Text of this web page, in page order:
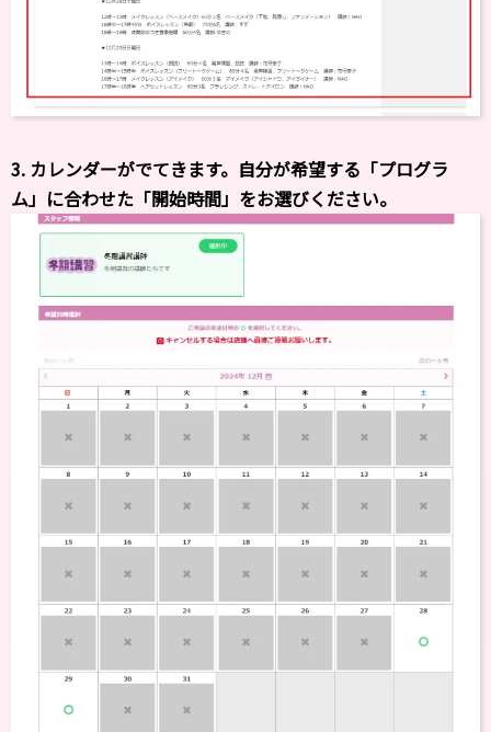
3. カレンダーがでてきます。自分が希望する「プログラ
ム」に合わせた「開始時間」をお選びください。